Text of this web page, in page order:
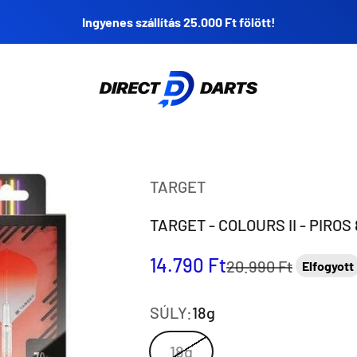
Ingyenes szállítás 25.000 Ft fölött!
Direct Darts
TARGET
TARGET - COLOURS II -
Eladási ár
14.790 FtNormál ár
20.990 Ft Elfogyott
SÚLY:18g
18g